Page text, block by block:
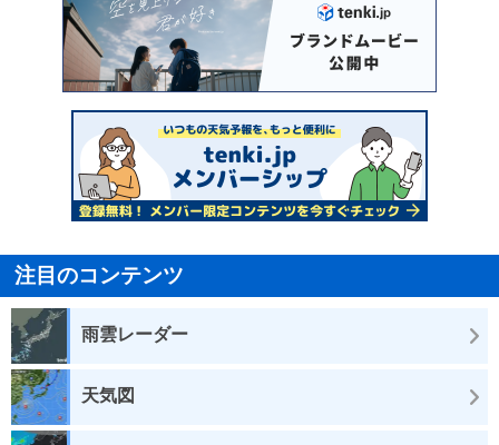
注目のコンテンツ
雨雲レーダー
天気図